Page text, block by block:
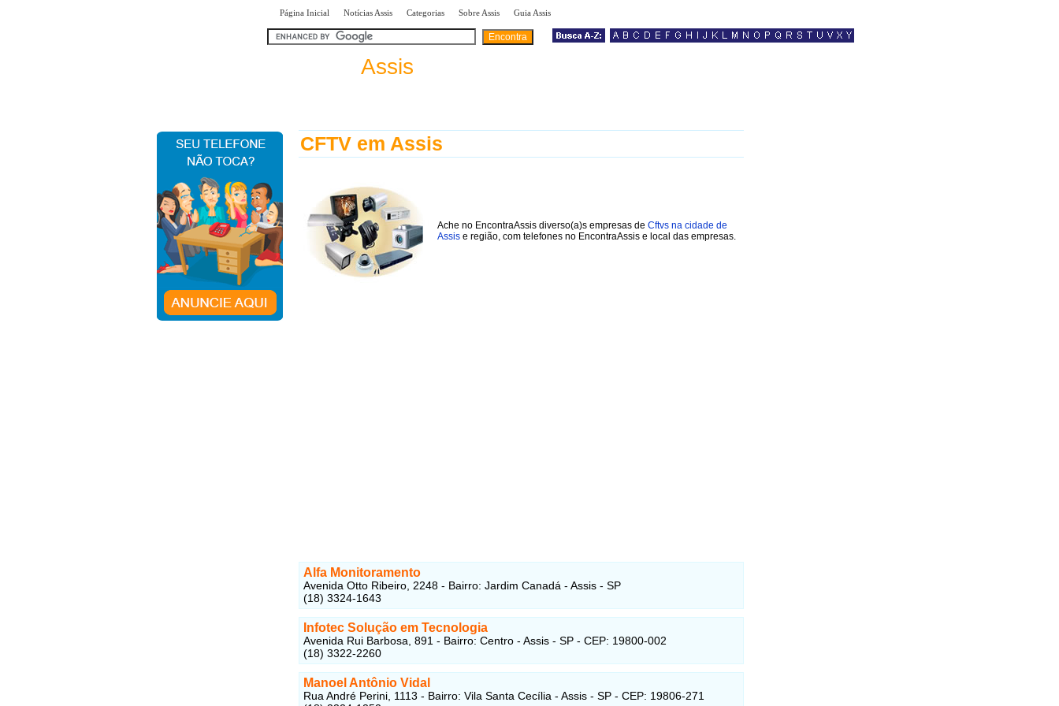
Página Inicial Notícias Assis Categorias Sobre Assis Guia Assis
Assis
CFTV em Assis
Ache no EncontraAssis diverso(a)s empresas de Cftvs na cidade de
Assis e região, com telefones no EncontraAssis e local das empresas.
Alfa Monitoramento
Avenida Otto Ribeiro, 2248 - Bairro: Jardim Canadá - Assis - SP
(18) 3324-1643
Infotec Solução em Tecnologia
Avenida Rui Barbosa, 891 - Bairro: Centro - Assis - SP - CEP: 19800-002
(18) 3322-2260
Manoel Antônio Vidal
Rua André Perini, 1113 - Bairro: Vila Santa Cecília - Assis - SP - CEP: 19806-271